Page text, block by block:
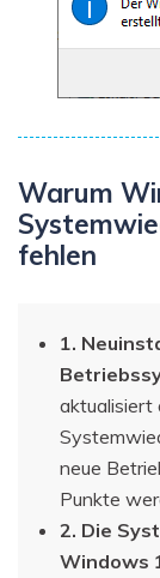
Warum
fehlen
1.
aktualisiert
neue
Punkte
2. Die
Windows